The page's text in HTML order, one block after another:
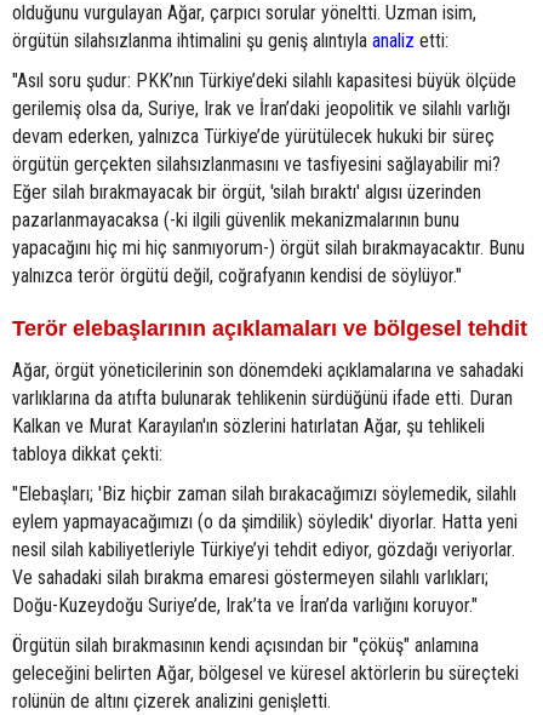
olduğunu vurgulayan Ağar, çarpıcı sorular yöneltti. Uzman isim,
örgütün silahsızlanma ihtimalini şu geniş alıntıyla analiz etti:
"Asıl soru şudur: PKK’nın Türkiye’deki silahlı kapasitesi büyük ölçüde
gerilemiş olsa da, Suriye, Irak ve İran’daki jeopolitik ve silahlı varlığı
devam ederken, yalnızca Türkiye’de yürütülecek hukuki bir süreç
örgütün gerçekten silahsızlanmasını ve tasfiyesini sağlayabilir mi?
Eğer silah bırakmayacak bir örgüt, 'silah bıraktı' algısı üzerinden
pazarlanmayacaksa (-ki ilgili güvenlik mekanizmalarının bunu
yapacağını hiç mi hiç sanmıyorum-) örgüt silah bırakmayacaktır. Bunu
yalnızca terör örgütü değil, coğrafyanın kendisi de söylüyor."
Terör elebaşlarının açıklamaları ve bölgesel tehdit
Ağar, örgüt yöneticilerinin son dönemdeki açıklamalarına ve sahadaki
varlıklarına da atıfta bulunarak tehlikenin sürdüğünü ifade etti. Duran
Kalkan ve Murat Karayılan'ın sözlerini hatırlatan Ağar, şu tehlikeli
tabloya dikkat çekti:
"Elebaşları; 'Biz hiçbir zaman silah bırakacağımızı söylemedik, silahlı
eylem yapmayacağımızı (o da şimdilik) söyledik' diyorlar. Hatta yeni
nesil silah kabiliyetleriyle Türkiye’yi tehdit ediyor, gözdağı veriyorlar.
Ve sahadaki silah bırakma emaresi göstermeyen silahlı varlıkları;
Doğu-Kuzeydoğu Suriye’de, Irak’ta ve İran’da varlığını koruyor."
Örgütün silah bırakmasının kendi açısından bir "çöküş" anlamına
geleceğini belirten Ağar, bölgesel ve küresel aktörlerin bu süreçteki
rolünün de altını çizerek analizini genişletti.